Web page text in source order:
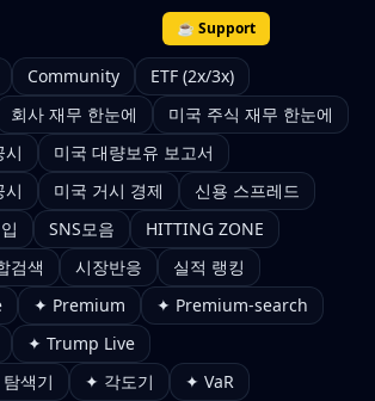
☕ Support
Community
ETF (2x/3x)
회사 재무 한눈에
미국 주식 재무 한눈에
시
미국 대량보유 보고서
시
미국 거시 경제
신용 스프레드
SNS모음
HITTING ZONE
검색 시장반응
실적 랭킹
✦ Premium
✦ Premium-search
✦ Trump Live
색기
✦ 각도기 ✦ VaR